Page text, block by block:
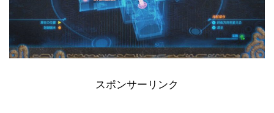
スポンサーリンク